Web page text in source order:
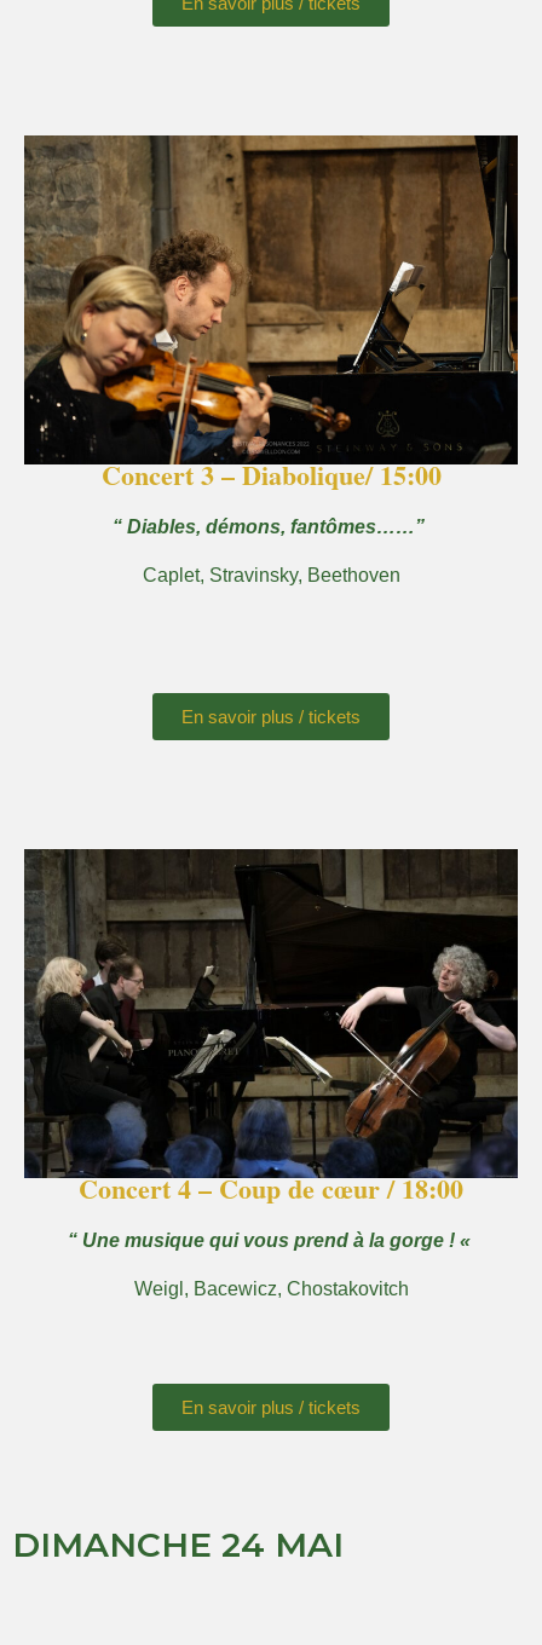
Concert 3 – Diabolique/ 15:00
“ Diables, démons, fantômes……” ​
Caplet, Stravinsky, Beethoven
En savoir plus / tickets
Concert 4 – Coup de cœur / 18:00
“ Une musique qui vous prend à la gorge ! «
Weigl, Bacewicz, Chostakovitch
En savoir plus / tickets
DIMANCHE 24 MAI